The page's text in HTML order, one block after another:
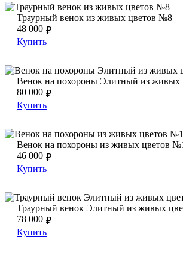
Траурный венок из живых цветов №8
Траурный венок из живых цветов №8
Траурный венок из живых цветов №8
₽
48 000
Купить
Венок на похороны Элитный из живых
Венок на похороны Элитный из живых
Венок на похороны Элитный из живых
₽
80 000
Купить
Венок на похороны из живых цветов №10
Венок на похороны из живых цветов
Венок на похороны из живых цветов
₽
46 000
Купить
Траурный венок Элитный из живых
Траурный венок Элитный из живых
Траурный венок Элитный из живых
₽
78 000
Купить